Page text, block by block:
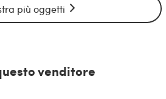
più oggetti
venditore